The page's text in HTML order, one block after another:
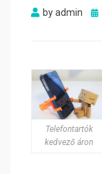
byadmin
Telefontartók
kedvező áron